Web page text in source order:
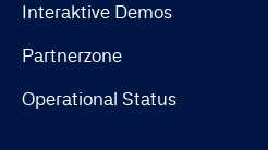
Interaktive Demos
Partnerzone
Operational Status